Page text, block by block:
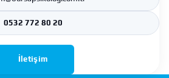
0532 772 80 20
İletişim